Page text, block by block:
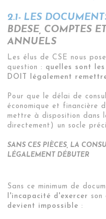
2.1- LES
BDESE, COMPTES
ANNUELS
Les élus de CSE nous
question : quelles sont
DOIT légalement
Pour que le délai de
économique et financière
mettre à disposition dans
directement) un socle
SANS CES PIÈCES, LA
LÉGALEMENT DÉBUTER
Sans ce minimum de
l'incapacité d'exercer
devient impossible :